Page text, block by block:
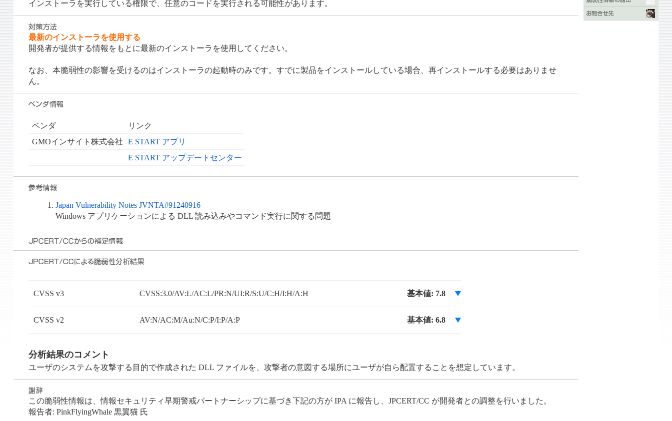
インストーラを実行している権限で、任意のコードを実行される可能性があります。
最新のインストーラを使用する
開発者が提供する情報をもとに最新のインストーラを使用してください。
なお、本脆弱性の影響を受けるのはインストーラの起動時のみです。すでに製品をインストールしている場合、再インストールする必要はありませ
ん。
ベンダ
リンク
GMOインサイト株式会社
E START アプリ
E START アップデートセンター
Japan Vulnerability Notes JVNTA#91240916
Windows アプリケーションによる DLL 読み込みやコマンド実行に関する問題
CVSS v3 CVSS:3.0/AV:L/AC:L/PR:N/UI:R/S:U/C:H/I:H/A:H 基本値: 7.8
CVSS v2 AV:N/AC:M/Au:N/C:P/I:P/A:P 基本値: 6.8
分析結果のコメント
ユーザのシステムを攻撃する目的で作成された DLL ファイルを、攻撃者の意図する場所にユーザが自ら配置することを想定しています。
この脆弱性情報は、情報セキュリティ早期警戒パートナーシップに基づき下記の方が IPA に報告し、JPCERT/CC が開発者との調整を行いました。
報告者: PinkFlyingWhale 黒翼猫 氏